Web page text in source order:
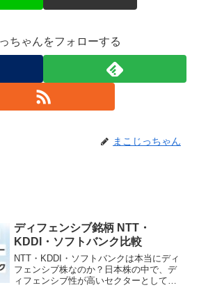
ちゃんをフォローする
まこじっちゃん
ディフェンシブ銘柄 NTT・
KDDI・ソフトバンク比較
NTT・KDDI・ソフトバンクは本当にディ
フェンシブ株なのか？日本株の中で、デ
ィフェンシブ性が高いセクターとしてよ